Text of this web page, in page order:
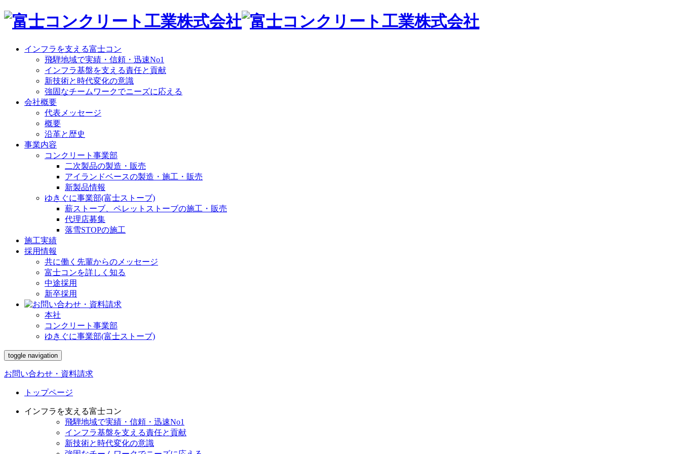
インフラを支える富士コン
飛騨地域で実績・信頼・迅速No1
インフラ基盤を支える責任と貢献
新技術と時代変化の意識
強固なチームワークでニーズに応える
会社概要
代表メッセージ
概要
沿革と歴史
事業内容
コンクリート事業部
二次製品の製造・販売
アイランドベースの製造・施工・販売
新製品情報
ゆきぐに事業部(富士ストーブ)
薪ストーブ、ペレットストーブの施工・販売
代理店募集
落雪STOPの施工
施工実績
採用情報
共に働く先輩からのメッセージ
富士コンを詳しく知る
中途採用
新卒採用
本社
コンクリート事業部
ゆきぐに事業部(富士ストーブ)
toggle navigation
お問い合わせ・資料請求
トップページ
インフラを支える富士コン
飛騨地域で実績・信頼・迅速No1
インフラ基盤を支える責任と貢献
新技術と時代変化の意識